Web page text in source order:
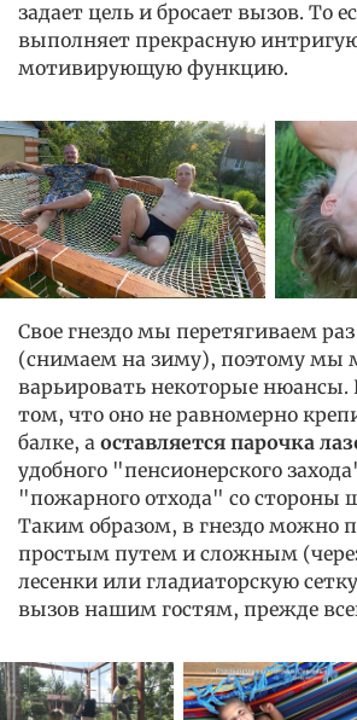
задает цель и бросает вызов. То
выполняет прекрасную
мотивирующую функцию.
Свое гнездо мы перетягиваем раз
(снимаем на зиму), поэтому мы
варьировать некоторые нюансы.
том, что оно не равномерно
балке, а оставляется парочка
удобного "пенсионерского
"пожарного отхода" со стороны
Таким образом, в гнездо можно
простым путем и сложным
лесенки или гладиаторскую
вызов нашим гостям, прежде